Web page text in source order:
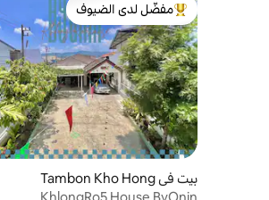
من أبرز البيوت المفضّلة لدى الضيوف
مفضّل لدى الضيوف
بيت في Tambon Kho Hong
KhlongRo5 House ByOnin